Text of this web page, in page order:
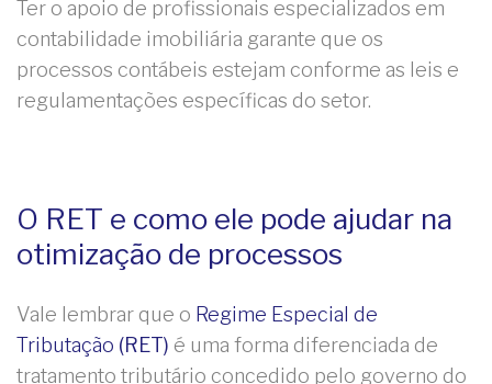
Ter o apoio de profissionais especializados em
contabilidade imobiliária garante que os
processos contábeis estejam conforme as leis e
regulamentações específicas do setor.
O RET e como ele pode ajudar na
otimização de processos
Vale lembrar que o Regime Especial de
Tributação (RET) é uma forma diferenciada de
tratamento tributário concedido pelo governo do